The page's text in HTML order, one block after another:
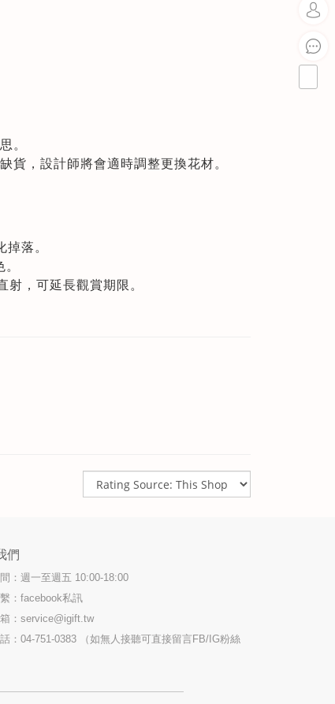
。
，設計師將會適時調整更換花材。
落。
，可延長觀賞期限。
們
：週一至週五 10:00-18:00
：facebook私訊
：service@igift.tw
：04-751-0383 （如無人接聽可直接留言FB/IG粉絲